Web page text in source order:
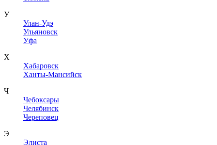
У
Улан-Удэ
Ульяновск
Уфа
Х
Хабаровск
Ханты-Мансийск
Ч
Чебоксары
Челябинск
Череповец
Э
Элиста